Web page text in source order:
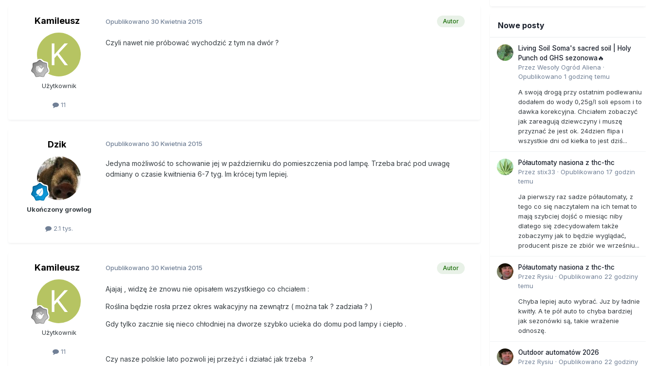
Kamileusz
Użytkownik
11
Autor
Opublikowano 30 Kwietnia 2015
Czyli nawet nie próbować wychodzić z tym na dwór ?
Dzik
Ukończony growlog
2.1 tys.
Opublikowano 30 Kwietnia 2015
Jedyna możliwość to schowanie jej w październiku do pomieszczenia pod lampę. Trzeba brać pod uwagę
odmiany o czasie kwitnienia 6-7 tyg. Im krócej tym lepiej.
Kamileusz
Użytkownik
11
Autor
Opublikowano 30 Kwietnia 2015
Ajajaj , widzę że znowu nie opisałem wszystkiego co chciałem :
Roślina będzie rosła przez okres wakacyjny na zewnątrz ( można tak ? zadziała ? )
Gdy tylko zacznie się nieco chłodniej na dworze szybko ucieka do domu pod lampy i ciepło .
Czy nasze polskie lato pozwoli jej przeżyć i działać jak trzeba ?
Nowe posty
Living Soil Soma's sacred soil | Holy
Punch od GHS sezonowa🔥
Przez Wesoły Ogród Aliena ·
Opublikowano 1 godzinę temu
A swoją drogą przy ostatnim podlewaniu
dodałem do wody 0,25g/l soli epsom i to
dawka korekcyjna. Chciałem zobaczyć
jak zareagują dziewczyny i muszę
przyznać że jest ok. 24dzien flipa i
wszystkie dni od kiełka to jest dziś...
Półautomaty nasiona z thc-thc
Przez stix33 · Opublikowano 17 godzin
temu
Ja pierwszy raz sadze półautomaty, z
tego co się naczytalem na ich temat to
mają szybciej dojść o miesiąc niby
dlatego się zdecydowałem także
zobaczymy jak to będzie wyglądać,
producent pisze ze zbiór we wrześniu...
Półautomaty nasiona z thc-thc
Przez Rysiu · Opublikowano 22 godziny
temu
Chyba lepiej auto wybrać. Juz by ładnie
kwitły. A te pół auto to chyba bardziej
jak sezonówki są, takie wrażenie
odnoszę.
Outdoor automatów 2026
Przez Rysiu · Opublikowano 22 godziny